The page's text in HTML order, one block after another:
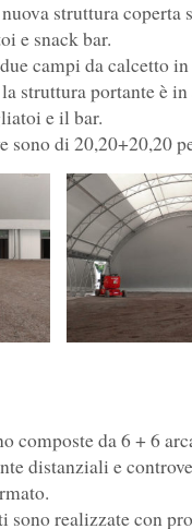
struttura
e snack bar.
campi da calcetto
struttura portante è
e il bar.
di 20,20+20,20
composte da 6 + 6
distanziali e
sono realizzate con